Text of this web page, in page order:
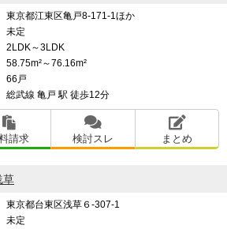
東京都江東区亀戸8-171-1ほか
未定
2LDK～3LDK
58.75m²～76.16m²
66戸
総武線 亀戸 駅 徒歩12分
請求 検討スレ まとめ
草
東京都台東区浅草６-307-1
未定